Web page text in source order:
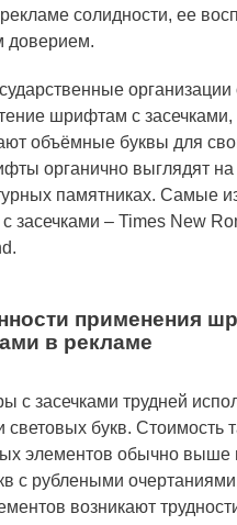
солидности, ее
доверием.
организации
шрифтам с засечками,
объёмные буквы для
органично выглядят на
памятниках. Самые
засечками – Times New
применения
в рекламе
с засечками трудней
световых букв. Стоимость
элементов обычно выше
с рублеными
возникают